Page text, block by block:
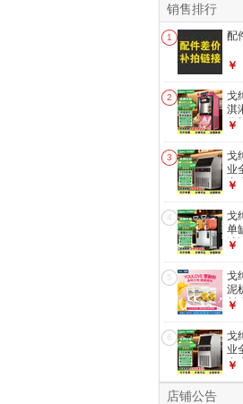
销售排行
1 配
￥
2
戈
淇
作
淇
式
立
双
打
￥
3
戈
业
台
啡
下
方
产
】
￥
4
戈
单
沙
动
摆
融
昔
适
冷
可
￥
5
戈
泥
料
雪
果
融
冰
￥
6
戈
业
台
￥
店铺公告